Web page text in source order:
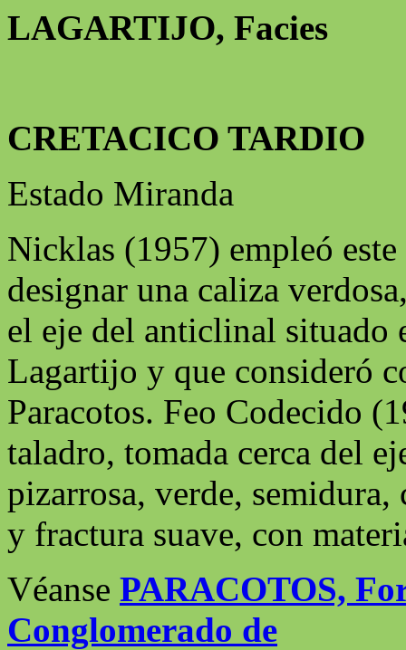
LAGARTIJO, Facies
CRETACICO TARDIO
Estado Miranda
Nicklas (1957) empleó
designar una caliza
el eje del anticlinal
Lagartijo y que consideró
Paracotos. Feo Codecido
taladro, tomada cerca del
pizarrosa, verde,
y fractura suave, con
Véanse PARACOTOS,
Conglomerado de